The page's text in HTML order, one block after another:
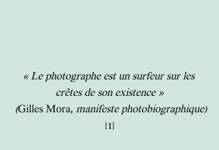
« Le photographe est un surfeur sur les
crêtes de son existence »
(Gilles Mora, manifeste photobiographique)
[1]